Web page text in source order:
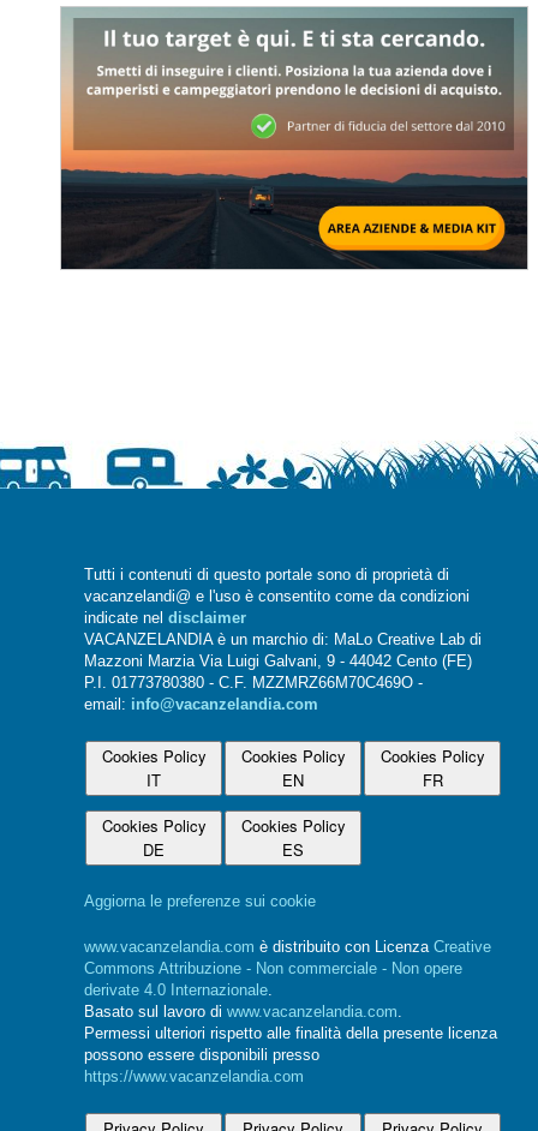
Tutti i contenuti di questo portale sono di proprietà di
vacanzelandi@ e l'uso è consentito come da condizioni
indicate nel disclaimer
VACANZELANDIA è un marchio di: MaLo Creative Lab di
Mazzoni Marzia Via Luigi Galvani, 9 - 44042 Cento (FE)
P.I. 01773780380 - C.F. MZZMRZ66M70C469O -
email: info@vacanzelandia.com
Cookies Policy
IT
Cookies Policy
EN
Cookies Policy
FR
Cookies Policy
DE
Cookies Policy
ES
Aggiorna le preferenze sui cookie
www.vacanzelandia.com è distribuito con Licenza Creative
Commons Attribuzione - Non commerciale - Non opere
derivate 4.0 Internazionale.
Basato sul lavoro di www.vacanzelandia.com.
Permessi ulteriori rispetto alle finalità della presente licenza
possono essere disponibili presso
https://www.vacanzelandia.com